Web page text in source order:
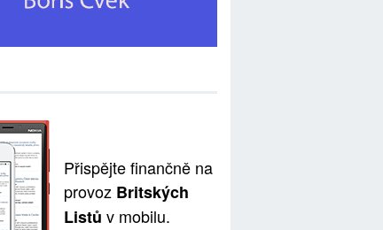
Přispějte finančně na
provoz Britských
Listů v mobilu.